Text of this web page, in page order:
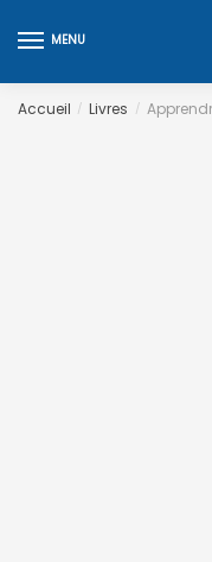
to
to
MENU
Accueil / Livres /